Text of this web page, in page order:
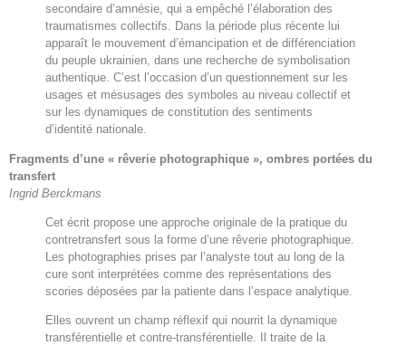
secondaire d’amnésie, qui a empêché l’élaboration des
traumatismes collectifs. Dans la période plus récente lui
apparaît le mouvement d’émancipation et de différenciation
du peuple ukrainien, dans une recherche de symbolisation
authentique. C’est l’occasion d’un questionnement sur les
usages et mésusages des symboles au niveau collectif et
sur les dynamiques de constitution des sentiments
d’identité nationale.
Fragments d’une « rêverie photographique », ombres portées du
transfert
Ingrid Berckmans
Cet écrit propose une approche originale de la pratique du
contretransfert sous la forme d’une rêverie photographique.
Les photographies prises par l’analyste tout au long de la
cure sont interprétées comme des représentations des
scories déposées par la patiente dans l’espace analytique.
Elles ouvrent un champ réflexif qui nourrit la dynamique
transférentielle et contre-transférentielle. Il traite de la